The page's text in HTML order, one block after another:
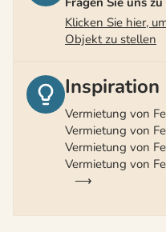
Klicken Sie hier,
Objekt zu stellen
Inspiration
Vermietung von
Vermietung von
Vermietung von
Vermietung von